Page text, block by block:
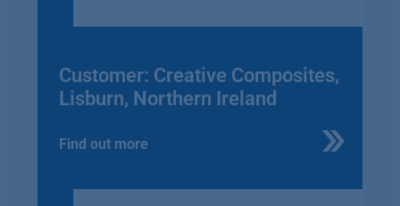
Customer: Creative Composites,
Lisburn, Northern Ireland
Find out more